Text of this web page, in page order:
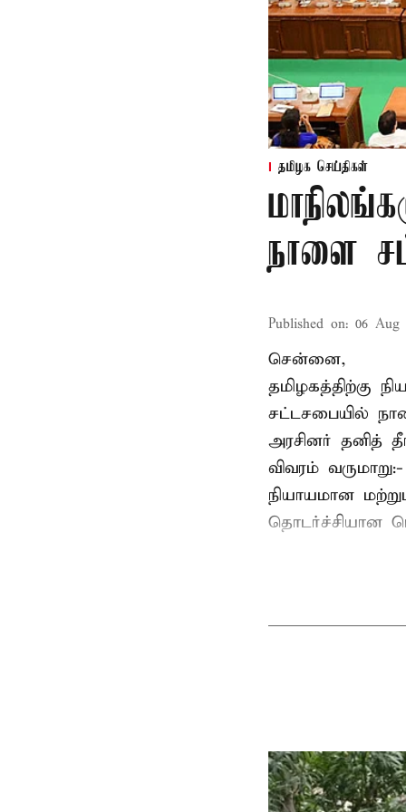
தமிழக செய்திகள்
நாளை
Published on: 06 Aug
சென்னை,
தமிழகத்திற்கு
சட்டசபையில்
அரசினர் தனித்
விவரம்
நியாயமான
தொடர்ச்சியான